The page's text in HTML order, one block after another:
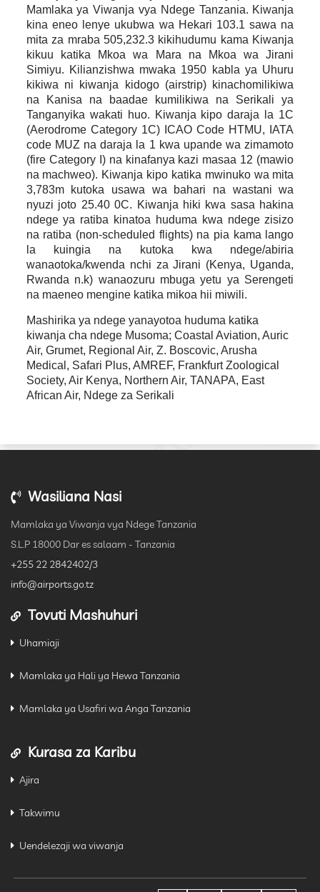
Mamlaka ya Viwanja vya Ndege Tanzania. Kiwanja
kina eneo lenye ukubwa wa Hekari 103.1 sawa na
mita za mraba 505,232.3 kikihudumu kama Kiwanja
kikuu katika Mkoa wa Mara na Mkoa wa Jirani
Simiyu. Kilianzishwa mwaka 1950 kabla ya Uhuru
kikiwa ni kiwanja kidogo (airstrip) kinachomilikiwa
na Kanisa na baadae kumilikiwa na Serikali ya
Tanganyika wakati huo. Kiwanja kipo daraja la 1C
(Aerodrome Category 1C) ICAO Code HTMU, IATA
code MUZ na daraja la 1 kwa upande wa zimamoto
(fire Category I) na kinafanya kazi masaa 12 (mawio
na machweo). Kiwanja kipo katika mwinuko wa mita
3,783m kutoka usawa wa bahari na wastani wa
nyuzi joto 25.40 0C. Kiwanja hiki kwa sasa hakina
ndege ya ratiba kinatoa huduma kwa ndege zisizo
na ratiba (non-scheduled flights) na pia kama lango
la kuingia na kutoka kwa ndege/abiria
wanaotoka/kwenda nchi za Jirani (Kenya, Uganda,
Rwanda n.k) wanaozuru mbuga yetu ya Serengeti
na maeneo mengine katika mikoa hii miwili.
Mashirika ya ndege yanayotoa huduma katika
kiwanja cha ndege Musoma; Coastal Aviation, Auric
Air, Grumet, Regional Air, Z. Boscovic, Arusha
Medical, Safari Plus, AMREF, Frankfurt Zoological
Society, Air Kenya, Northern Air, TANAPA, East
African Air, Ndege za Serikali
Wasiliana Nasi
Mamlaka ya Viwanja vya Ndege Tanzania
S.L.P 18000 Dar es salaam - Tanzania
+255 22 2842402/3
info@airports.go.tz
Tovuti Mashuhuri
Uhamiaji
Mamlaka ya Hali ya Hewa Tanzania
Mamlaka ya Usafiri wa Anga Tanzania
Kurasa za Karibu
Ajira
Takwimu
Uendelezaji wa viwanja